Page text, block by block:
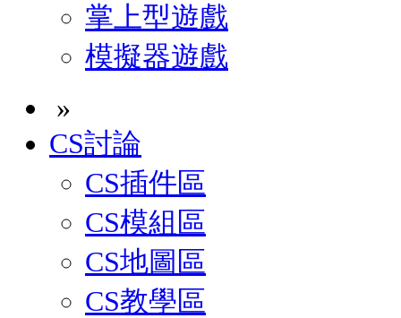
掌上型遊戲
模擬器遊戲
»
CS討論
CS插件區
CS模組區
CS地圖區
CS教學區